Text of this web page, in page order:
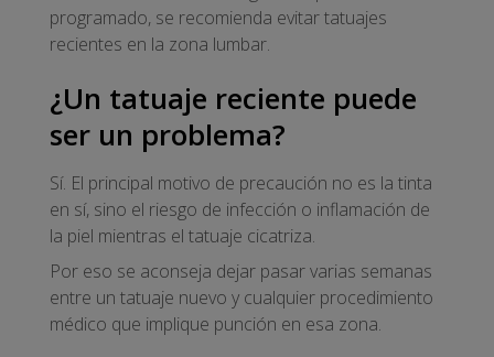
programado, se recomienda evitar tatuajes
recientes en la zona lumbar.
¿Un tatuaje reciente puede
ser un problema?
Sí. El principal motivo de precaución no es la tinta
en sí, sino el riesgo de infección o inflamación de
la piel mientras el tatuaje cicatriza.
Por eso se aconseja dejar pasar varias semanas
entre un tatuaje nuevo y cualquier procedimiento
médico que implique punción en esa zona.